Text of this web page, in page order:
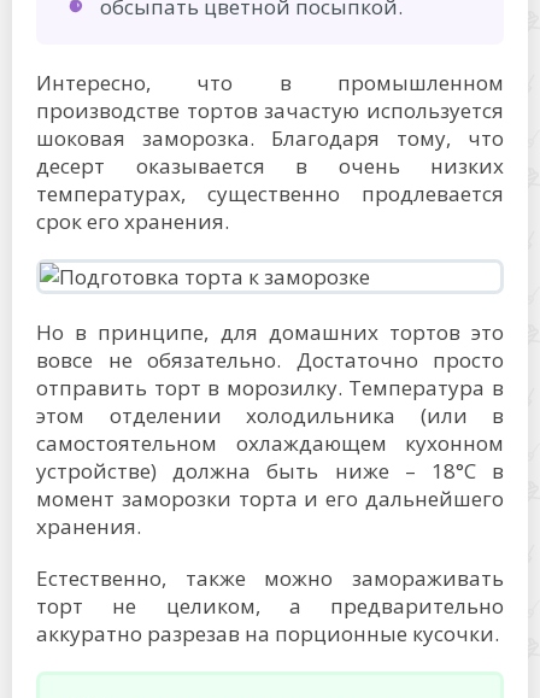
обсыпать цветной посыпкой.
Интересно, что в промышленном
производстве тортов зачастую используется
шоковая заморозка. Благодаря тому, что
десерт оказывается в очень низких
температурах, существенно продлевается
срок его хранения.
Но в принципе, для домашних тортов это
вовсе не обязательно. Достаточно просто
отправить торт в морозилку. Температура в
этом отделении холодильника (или в
самостоятельном охлаждающем кухонном
устройстве) должна быть ниже – 18°С в
момент заморозки торта и его дальнейшего
хранения.
Естественно, также можно замораживать
торт не целиком, а предварительно
аккуратно разрезав на порционные кусочки.